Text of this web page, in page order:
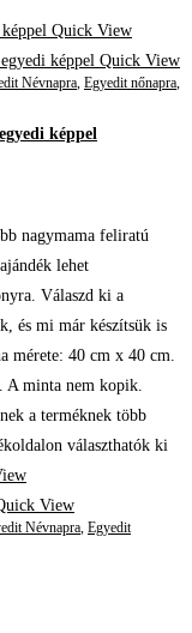
Quick View
Quick View
Névnapra, Egyedit nőnapra,
képpel
nagymama feliratú
lehet
Válaszd ki a
és mi már készítsük is
mérete: 40 cm x 40 cm.
A minta nem kopik.
a terméknek több
választhatók ki
View
Névnapra Egyedit